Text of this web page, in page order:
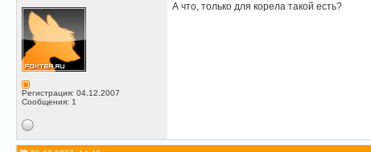
Регистрация: 04.12.2007
Сообщения: 1
А что, только для корела такой есть?